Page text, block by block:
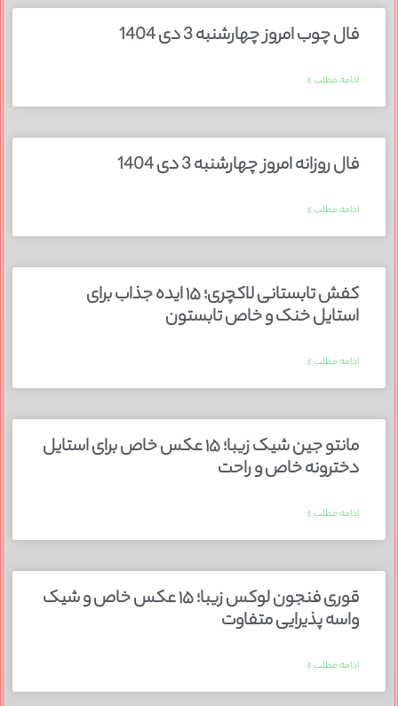
فال چوب امروز چهارشنبه 3 دی 1404
ادامه مطلب »
فال روزانه امروز چهارشنبه 3 دی 1404
ادامه مطلب »
کفش تابستانی لاکچری؛ ۱۵ ایده‌ جذاب برای
استایل خنک و خاص تابستون
ادامه مطلب »
مانتو جین شیک زیبا؛ ۱۵ عکس خاص برای استایل
دخترونه خاص و راحت
ادامه مطلب »
قوری فنجون لوکس زیبا؛ ۱۵ عکس خاص و شیک
واسه پذیرایی متفاوت
ادامه مطلب »